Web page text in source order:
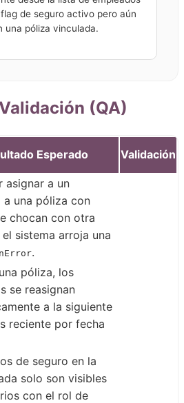
de seguro activo pero aún
una póliza vinculada.
(QA)
Esperado Validación
asignar a un
a una póliza con
chocan con otra
sistema arroja una
.
póliza, los
se reasignan
a la siguiente
reciente por fecha
de seguro en la
solo son visibles
con el rol de